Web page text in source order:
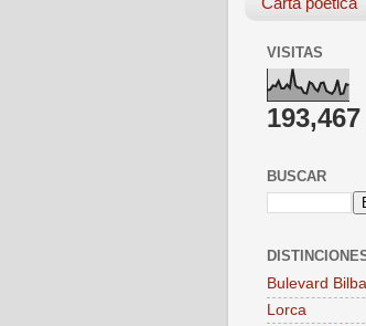
VISITAS
193,467
BUSCAR
Bulevard
Lorca